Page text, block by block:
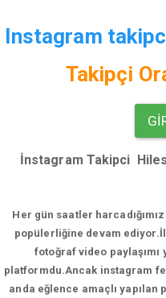
Instagram
Takipçi
İnstagram Takipci
Her gün saatler
popülerliğine devam ediyor.
fotoğraf video paylaşımı
platformdu.Ancak instagram
anda eğlence amaçlı